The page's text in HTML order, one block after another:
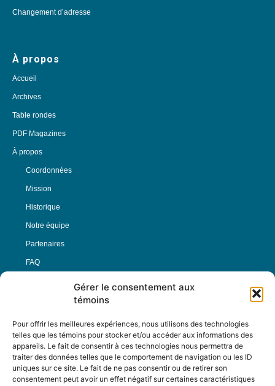
Gérer le consentement aux
témoins
Pour offrir les meilleures expériences, nous utilisons des technologies
telles que les témoins pour stocker et/ou accéder aux informations des
appareils. Le fait de consentir à ces technologies nous permettra de
traiter des données telles que le comportement de navigation ou les ID
uniques sur ce site. Le fait de ne pas consentir ou de retirer son
consentement peut avoir un effet négatif sur certaines caractéristiques
Changement d’adresse
À propos
Accueil
Archives
Table rondes
PDF Magazines
À propos
Coordonnées
Mission
Historique
Notre équipe
Partenaires
FAQ
Nous Suivre